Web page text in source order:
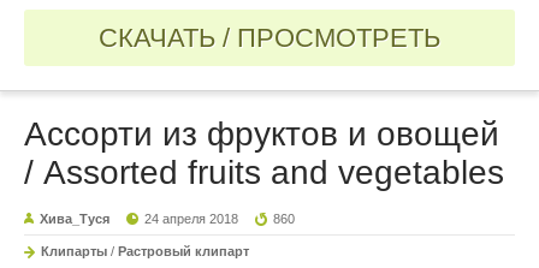
СКАЧАТЬ / ПРОСМОТРЕТЬ
Ассорти из фруктов и овощей
/ Assorted fruits and vegetables
Хива_Туся 24 апреля 2018 860
Клипарты / Растровый клипарт